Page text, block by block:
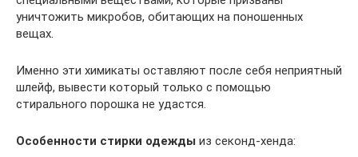
уничтожить микробов, обитающих на поношенных
вещах.
Именно эти химикаты оставляют после себя неприятный
шлейф, вывести который только с помощью
стирального порошка не удастся.
Особенности стирки одежды из секонд-хенда: